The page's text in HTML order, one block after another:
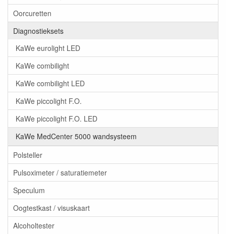
Oorcuretten
Diagnostieksets
KaWe eurolight LED
KaWe combilight
KaWe combilight LED
KaWe piccolight F.O.
KaWe piccolight F.O. LED
KaWe MedCenter 5000 wandsysteem
Polsteller
Pulsoximeter / saturatiemeter
Speculum
Oogtestkast / visuskaart
Alcoholtester